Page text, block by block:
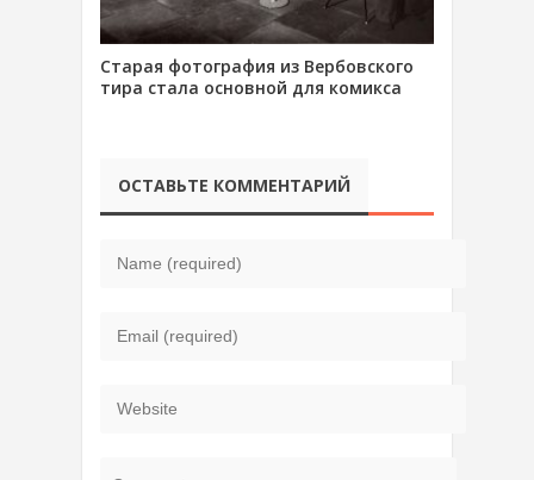
Старая фотография из Вербовского
тира стала основной для комикса
ОСТАВЬТЕ КОММЕНТАРИЙ